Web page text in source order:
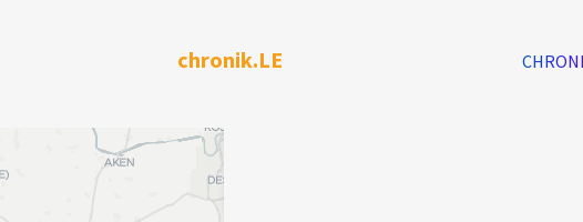
chronik.LE